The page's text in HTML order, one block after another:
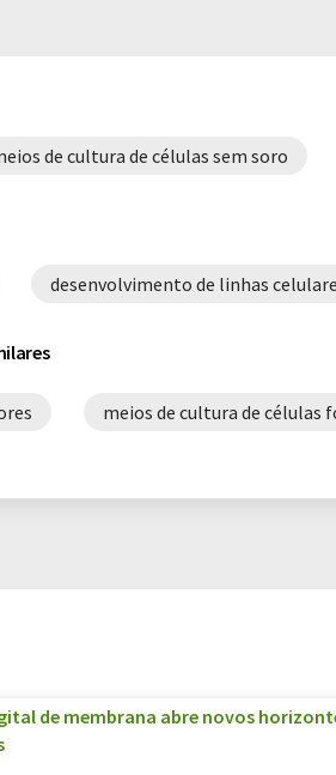
de cultura de células sem soro
desenvolvimento de linhas
meios de cultura de células
de membrana abre novos